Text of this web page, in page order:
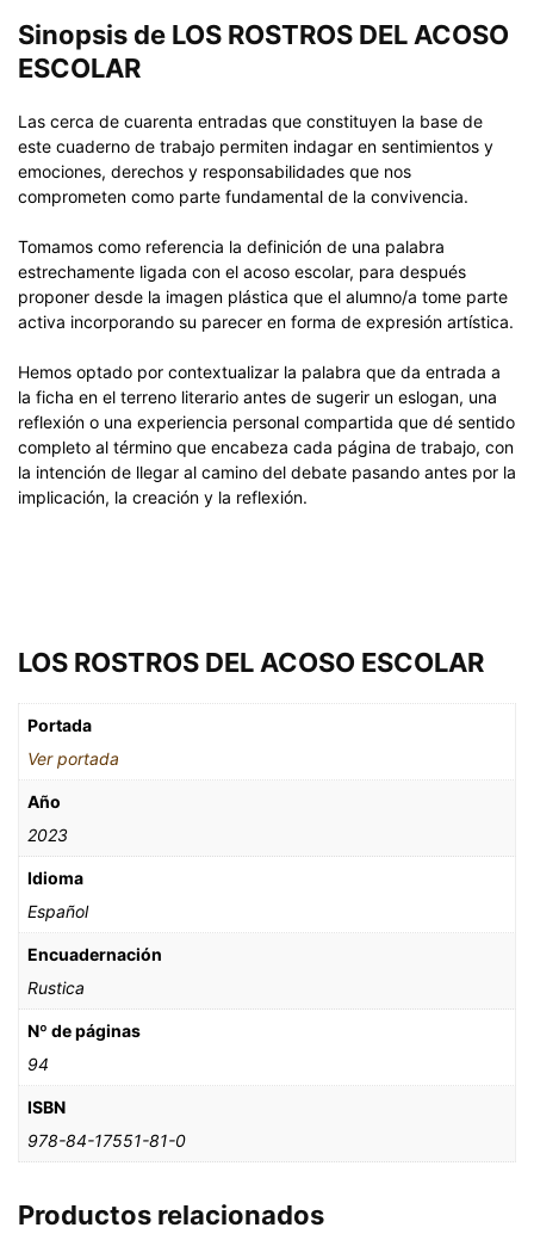
Sinopsis de LOS ROSTROS DEL ACOSO
ESCOLAR
Las cerca de cuarenta entradas que constituyen la base de
este cuaderno de trabajo permiten indagar en sentimientos y
emociones, derechos y responsabilidades que nos
comprometen como parte fundamental de la convivencia.
Tomamos como referencia la definición de una palabra
estrechamente ligada con el acoso escolar, para después
proponer desde la imagen plástica que el alumno/a tome parte
activa incorporando su parecer en forma de expresión artística.
Hemos optado por contextualizar la palabra que da entrada a
la ficha en el terreno literario antes de sugerir un eslogan, una
reflexión o una experiencia personal compartida que dé sentido
completo al término que encabeza cada página de trabajo, con
la intención de llegar al camino del debate pasando antes por la
implicación, la creación y la reflexión.
LOS ROSTROS DEL ACOSO ESCOLAR
Portada
Ver portada
Año
2023
Idioma
Español
Encuadernación
Rustica
Nº de páginas
94
ISBN
978-84-17551-81-0
Productos relacionados